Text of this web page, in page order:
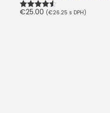
Hodnotenie
€25.00 (€26.25 s DPH)